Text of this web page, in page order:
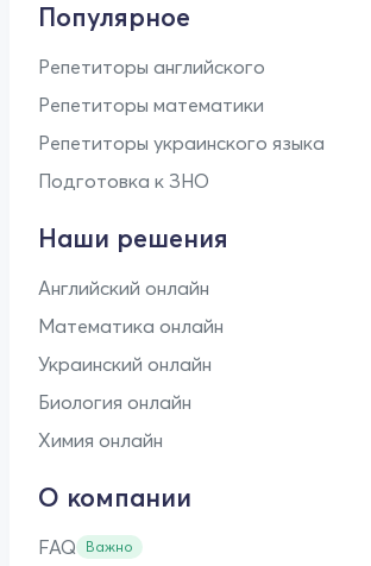
Популярное
Репетиторы английского
Репетиторы математики
Репетиторы украинского языка
Подготовка к ЗНО
Наши решения
Английский онлайн
Математика онлайн
Украинский онлайн
Биология онлайн
Химия онлайн
О компании
FAQ Важно